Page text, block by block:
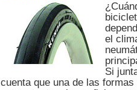
el
Si
cuenta que una de las